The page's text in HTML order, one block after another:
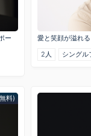
ー
愛と笑顔が溢れ
2人
シングル
料)